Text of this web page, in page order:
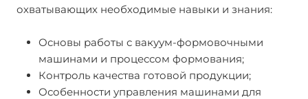
охватывающих необходимые навыки и знания:
Основы работы с вакуум-формовочными
машинами и процессом формования;
Контроль качества готовой продукции;
Особенности управления машинами для